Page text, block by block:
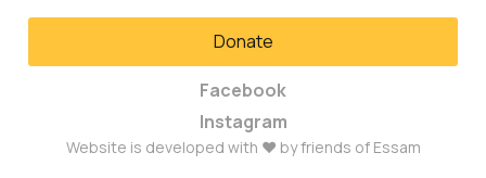
Donate
Facebook
Instagram
Website is developed with ❤ by friends of Essam